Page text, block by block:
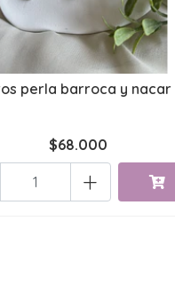
perla barroca y nacar
$68.000
+